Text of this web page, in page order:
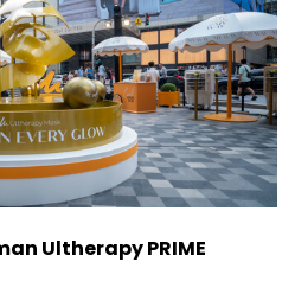
Ultherapy PRIME